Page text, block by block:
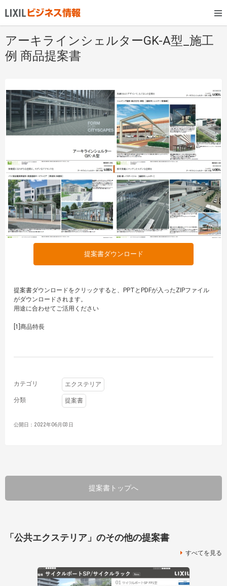
アーキラインシェルターGK-A型_施工
例 商品提案書
提案書ダウンロード
提案書ダウンロードをクリックすると、PPTとPDFが入ったZIPファイル
がダウンロードされます。
用途に合わせてご活用ください
[1]商品特長
カテゴリ エクステリア
分類 提案書
公開日：2022年06月03日
提案書トップへ
「公共エクステリア」のその他の提案書
すべてを見る